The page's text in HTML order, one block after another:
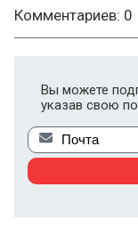
Комментариев: 0
Вы можете
указав свою